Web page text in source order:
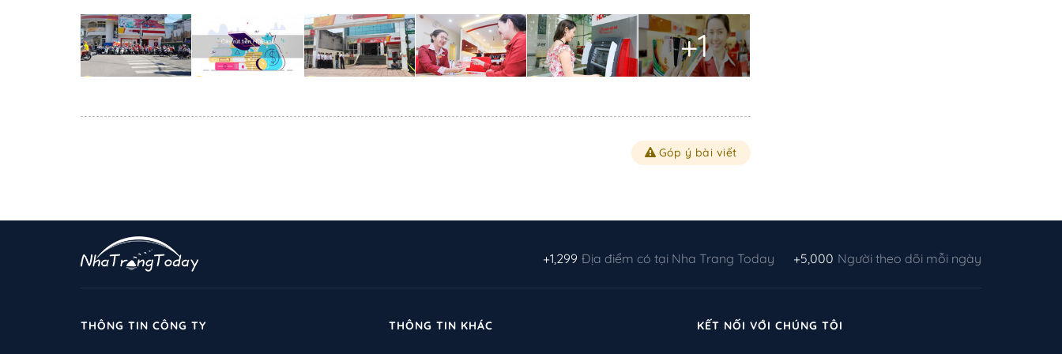
+1
Góp ý bài viết
+1,299 Địa điểm có tại Nha Trang Today +5,000 Người theo dõi mỗi ngày
THÔNG TIN CÔNG TY THÔNG TIN KHÁC KẾT NỐI VỚI CHÚNG TÔI